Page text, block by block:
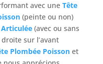
avec une Tête
(peinte ou non)
(avec ou sans
sur l’avant
Plombée Poissonet